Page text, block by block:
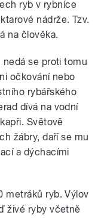
ryb v rybníce
nádrže. Tzv.
na člověka.
se proti tomu
očkování nebo
rybářského
dívá na vodní
Světově
žábry, daří se mu
a dýchacími
metráků ryb. Výlov
živé ryby včetně